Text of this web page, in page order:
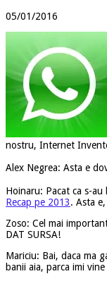
05/01/2016
nostru, Internet
Alex Negrea: Asta e
Hoinaru: Pacat ca s-
Recap pe 2013. Asta
Zoso: Cel mai
DAT SURSA!
Mariciu: Bai, daca ma
banii aia, parca imi